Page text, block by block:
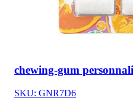
chewing-gum
SKU: GNR7D6